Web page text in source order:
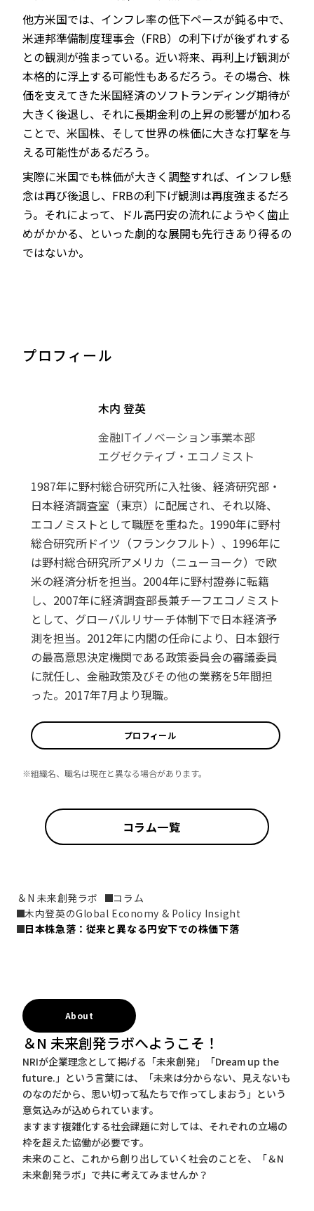
他方米国では、インフレ率の低下ペースが鈍る中で、
米連邦準備制度理事会（FRB）の利下げが後ずれする
との観測が強まっている。近い将来、再利上げ観測が
本格的に浮上する可能性もあるだろう。その場合、株
価を支えてきた米国経済のソフトランディング期待が
大きく後退し、それに長期金利の上昇の影響が加わる
ことで、米国株、そして世界の株価に大きな打撃を与
える可能性があるだろう。
実際に米国でも株価が大きく調整すれば、インフレ懸
念は再び後退し、FRBの利下げ観測は再度強まるだろ
う。それによって、ドル高円安の流れにようやく歯止
めがかかる、といった劇的な展開も先行きあり得るの
ではないか。
プロフィール
木内 登英
金融ITイノベーション事業本部
エグゼクティブ・エコノミスト
1987年に野村総合研究所に入社後、経済研究部・
日本経済調査室（東京）に配属され、それ以降、
エコノミストとして職歴を重ねた。1990年に野村
総合研究所ドイツ（フランクフルト）、1996年に
は野村総合研究所アメリカ（ニューヨーク）で欧
米の経済分析を担当。2004年に野村證券に転籍
し、2007年に経済調査部長兼チーフエコノミスト
として、グローバルリサーチ体制下で日本経済予
測を担当。2012年に内閣の任命により、日本銀行
の最高意思決定機関である政策委員会の審議委員
に就任し、金融政策及びその他の業務を5年間担
った。2017年7月より現職。
プロフィール
※組織名、職名は現在と異なる場合があります。
コラム一覧
＆N 未来創発ラボ
コラム
木内登英のGlobal Economy & Policy Insight
日本株急落：従来と異なる円安下での株価下落
About
＆N 未来創発ラボへようこそ！
NRIが企業理念として掲げる「未来創発」「Dream up the
future.」という言葉には、「未来は分からない、見えないも
のなのだから、思い切って私たちで作ってしまおう」という
意気込みが込められています。
ますます複雑化する社会課題に対しては、それぞれの立場の
枠を超えた協働が必要です。
未来のこと、これから創り出していく社会のことを、「＆N
未来創発ラボ」で共に考えてみませんか？